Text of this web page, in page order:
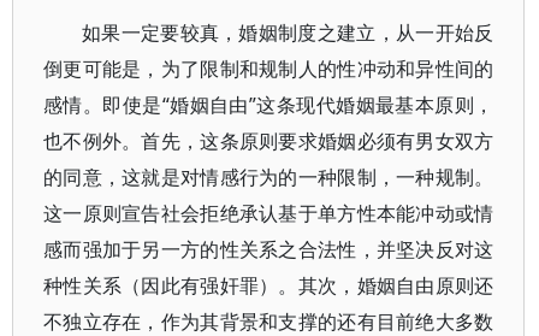
如果一定要较真，婚姻制度之建立，从一开始反
倒更可能是，为了限制和规制人的性冲动和异性间的
感情。即使是“婚姻自由”这条现代婚姻最基本原则，
也不例外。首先，这条原则要求婚姻必须有男女双方
的同意，这就是对情感行为的一种限制，一种规制。
这一原则宣告社会拒绝承认基于单方性本能冲动或情
感而强加于另一方的性关系之合法性，并坚决反对这
种性关系（因此有强奸罪）。其次，婚姻自由原则还
不独立存在，作为其背景和支撑的还有目前绝大多数